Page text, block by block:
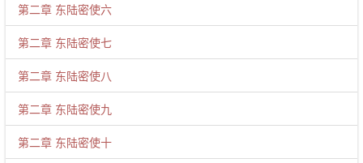
第二章 东陆密使六
第二章 东陆密使七
第二章 东陆密使八
第二章 东陆密使九
第二章 东陆密使十